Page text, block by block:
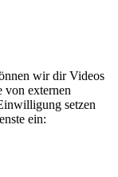
wir dir Videos
von externen
setzen
ein: